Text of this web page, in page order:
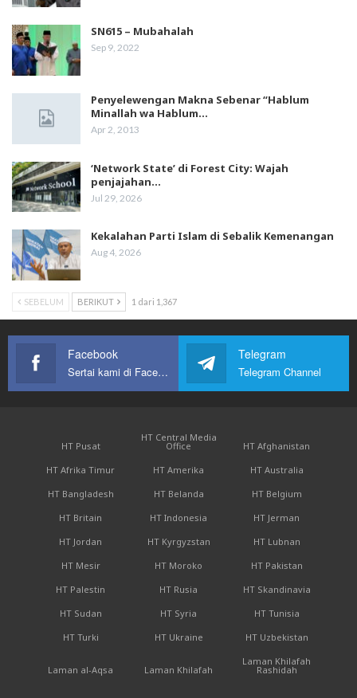
SN615 – Mubahalah
Sep 9, 2022
Penyelewengan Makna Sebenar “Hablum
Minallah wa Hablum…
Apr 2, 2013
‘Network State’ di Forest City: Wajah
penjajahan…
Jul 29, 2026
Kekalahan Parti Islam di Sebalik Kemenangan
Aug 4, 2026
SEBELUM BERIKUT 1 dari 1,367
Facebook
Sertai kami di Facebook
Telegram
Telegram Channel
HT Pusat
HT Central Media
Office
HT Afghanistan
HT Afrika Timur
HT Amerika
HT Australia
HT Bangladesh
HT Belanda
HT Belgium
HT Britain
HT Indonesia
HT Jerman
HT Jordan
HT Kyrgyzstan
HT Lubnan
HT Mesir
HT Moroko
HT Pakistan
HT Palestin
HT Rusia
HT Skandinavia
HT Sudan
HT Syria
HT Tunisia
HT Turki
HT Ukraine HT Uzbekistan
Laman al-Aqsa Laman Khilafah
Laman Khilafah
Rashidah